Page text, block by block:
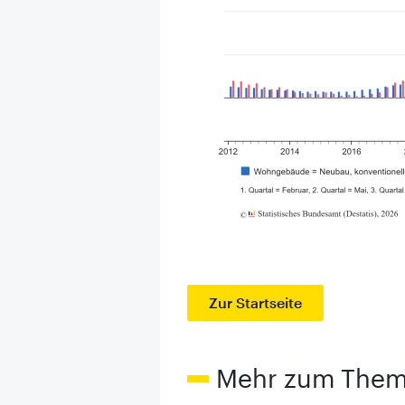
Zur Startseite
Mehr zum